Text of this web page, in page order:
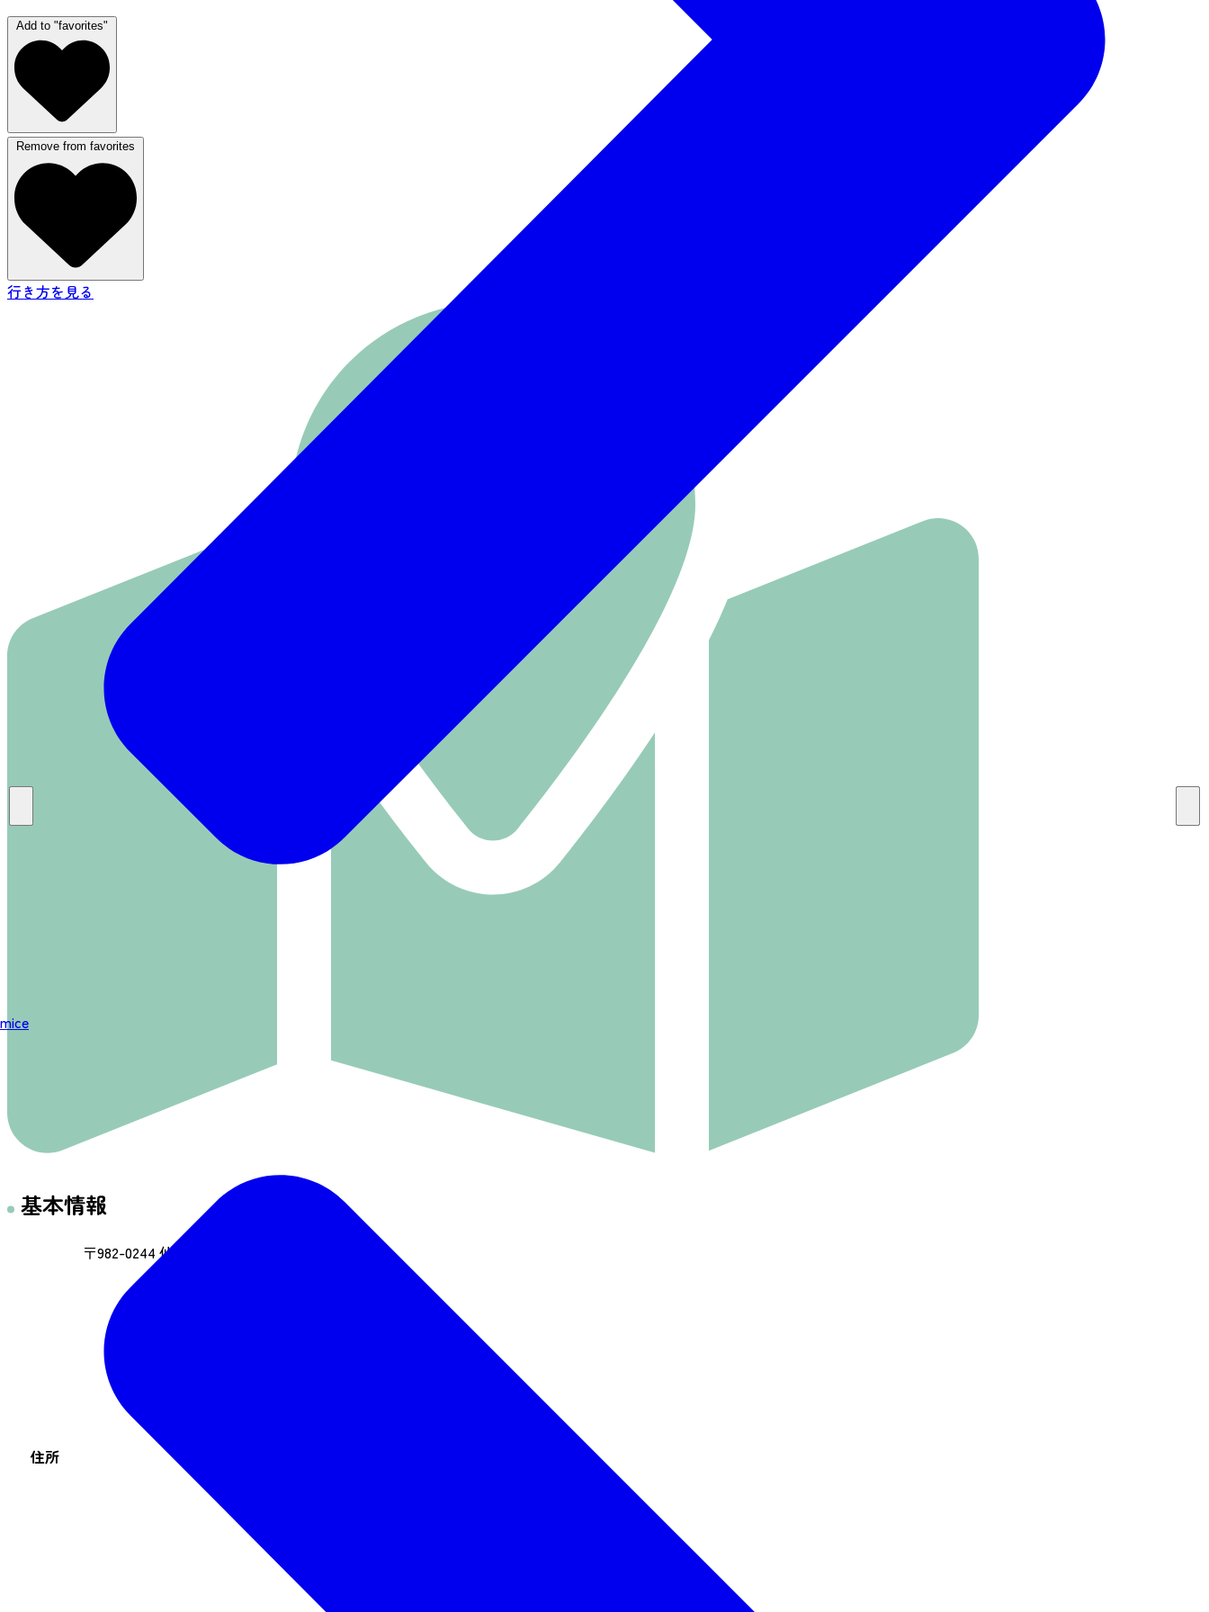
mice
Add to "favorites"
Remove from favorites
行き方を見る
基本情報
住所
〒982-0244 仙台市太白区秋保町馬場字大滝5-2